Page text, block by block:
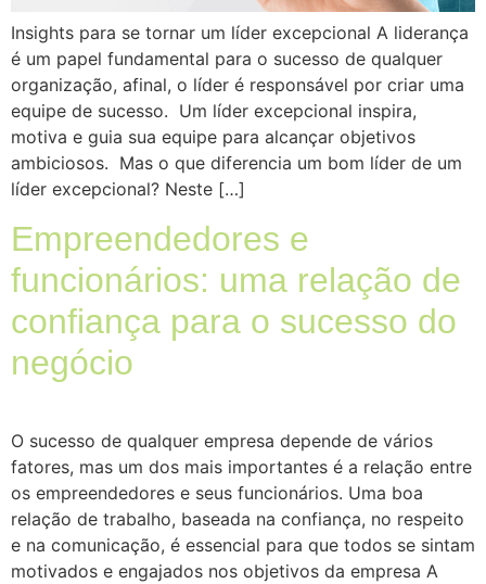
Insights para se tornar um líder excepcional A liderança
é um papel fundamental para o sucesso de qualquer
organização, afinal, o líder é responsável por criar uma
equipe de sucesso. Um líder excepcional inspira,
motiva e guia sua equipe para alcançar objetivos
ambiciosos. Mas o que diferencia um bom líder de um
líder excepcional? Neste […]
Empreendedores e
funcionários: uma relação de
confiança para o sucesso do
negócio
O sucesso de qualquer empresa depende de vários
fatores, mas um dos mais importantes é a relação entre
os empreendedores e seus funcionários. Uma boa
relação de trabalho, baseada na confiança, no respeito
e na comunicação, é essencial para que todos se sintam
motivados e engajados nos objetivos da empresa A